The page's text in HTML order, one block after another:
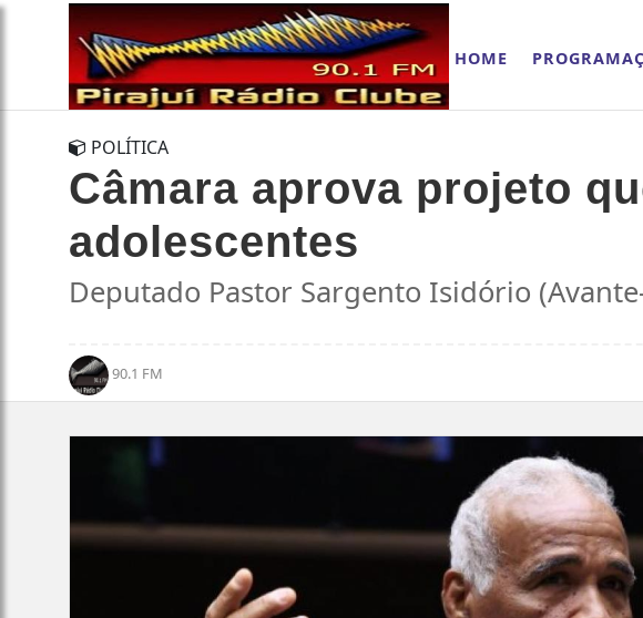
HOME
POLÍTICA
Câmara aprova projeto
adolescentes
Deputado Pastor Sargento Isidório
90.1 FM